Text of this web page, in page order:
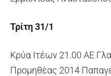
Τρίτη 31/1
Κρύα Ιτέων 21.00 ΑΕ
Προμηθέας 2014